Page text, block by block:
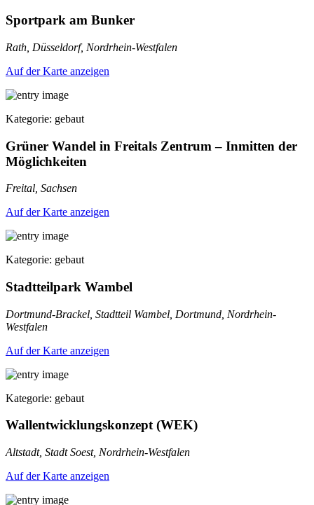
Sportpark am Bunker
Rath, Düsseldorf, Nordrhein-Westfalen
Auf der Karte anzeigen
Kategorie: gebaut
Grüner Wandel in Freitals Zentrum – Inmitten der
Möglichkeiten
Freital, Sachsen
Auf der Karte anzeigen
Kategorie: gebaut
Stadtteilpark Wambel
Dortmund-Brackel, Stadtteil Wambel, Dortmund, Nordrhein-
Westfalen
Auf der Karte anzeigen
Kategorie: gebaut
Wallentwicklungskonzept (WEK)
Altstadt, Stadt Soest, Nordrhein-Westfalen
Auf der Karte anzeigen